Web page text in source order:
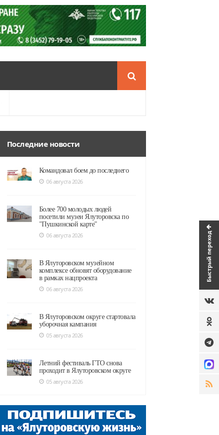
Быстрый переход
Последние новости
Командовал боем до последнего
06 августа 2026
Более 700 молодых людей
посетили музеи Ялуторовска по
"Пушкинской карте"
06 августа 2026
В Ялуторовском музейном
комплексе обновят оборудование
в рамках нацпроекта
06 августа 2026
В Ялуторовском округе стартовала
уборочная кампания
05 августа 2026
Летний фестиваль ГТО снова
проходит в Ялуторовском округе
05 августа 2026